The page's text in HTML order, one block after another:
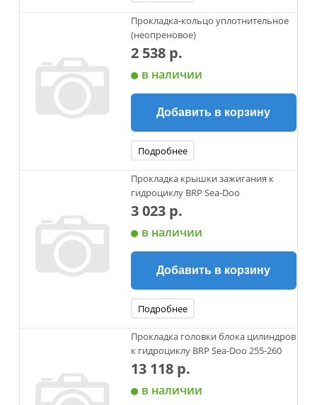
Прокладка-кольцо уплотнительное
(неопреновое)
2 538 р.
в наличии
Добавить в корзину
Подробнее
Прокладка крышки зажигания к
гидроциклу BRP Sea-Doo
3 023 р.
в наличии
Добавить в корзину
Подробнее
Прокладка головки блока цилиндров
к гидроциклу BRP Sea-Doo 255-260
13 118 р.
в наличии